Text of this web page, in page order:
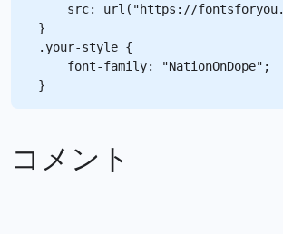
src: url("https://
}
.your-style {
    font-family: "NationOnDope";
コメント